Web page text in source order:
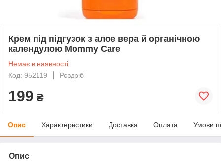
Крем під підгузок з алое вера й органічною
календулою Mommy Care
Немає в наявності
Код: 952119
Роздріб
199 ₴
Опис Характеристики Доставка Оплата Умови
Опис